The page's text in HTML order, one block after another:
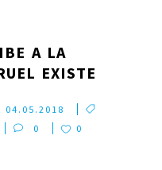
A LA
EXISTE
04.05.2018
0
0